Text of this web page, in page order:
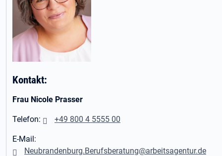
Kontakt:
Frau Nicole Prasser
Telefon: +49 800 4 5555 00
E-Mail:
Neubrandenburg.Berufsberatung@arbeitsagentur.de